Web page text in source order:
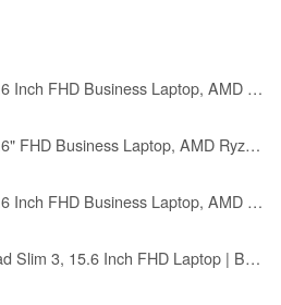
HP 255 G9 15.6 Inch FHD Business Laptop, AMD Ryzen 5 5625U CPU, 16GB RAM, 512GB SSD, Wi-Fi 6 & Ethernet, Backlit Keyboard, Windows 11 with Office 365 for Web, Long Battery Life for Everyday Use
HP 255 G9 15.6" FHD Business Laptop, AMD Ryzen 5 5625U 6-Core 12-Thread Processor, 8GB RAM, 256GB SSD, Wi-Fi 6, Gigabit Ethernet, Backlit Keyboard, Windows 11, Business & Office Productivity
HP 255 G9 15.6 Inch FHD Business Laptop, AMD Ryzen 5 5625U CPU, 16GB RAM, 256GB SSD, Wi-Fi 6, Ethernet, Backlit Keyboard, Windows 11 with Office 365 for Web
Lenovo IdeaPad Slim 3, 15.6 Inch FHD Laptop | Backlit Keyboard | AMD Ryzen 5 5625U, 6-Core Processor, Up to 4.3GHz | 16GB RAM, 512GB SSD | Windows 11 | WiFi-6 | Lightweight and Ultra-Slim